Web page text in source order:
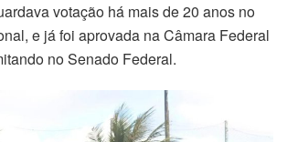
votação há mais de 20 anos no
e já foi aprovada na Câmara Federal
no Senado Federal.